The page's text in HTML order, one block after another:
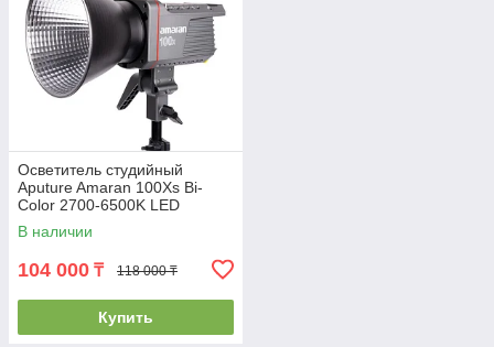
Осветитель студийный
Aputure Amaran 100Xs Bi-
Color 2700-6500K LED
В наличии
104 000 ₸ 118 000 ₸
Купить